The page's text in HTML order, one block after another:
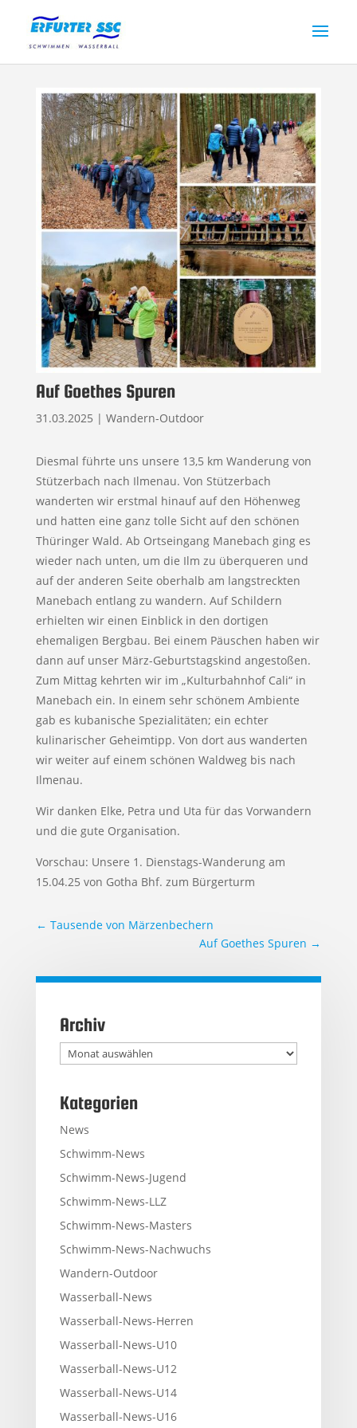
Auf Goethes Spuren
31.03.2025 | Wandern-Outdoor
Diesmal führte uns unsere 13,5 km Wanderung von
Stützerbach nach Ilmenau. Von Stützerbach
wanderten wir erstmal hinauf auf den Höhenweg
und hatten eine ganz tolle Sicht auf den schönen
Thüringer Wald. Ab Ortseingang Manebach ging es
wieder nach unten, um die Ilm zu überqueren und
auf der anderen Seite oberhalb am langstreckten
Manebach entlang zu wandern. Auf Schildern
erhielten wir einen Einblick in den dortigen
ehemaligen Bergbau. Bei einem Päuschen haben wir
dann auf unser März-Geburtstagskind angestoßen.
Zum Mittag kehrten wir im „Kulturbahnhof Cali“ in
Manebach ein. In einem sehr schönem Ambiente
gab es kubanische Spezialitäten; ein echter
kulinarischer Geheimtipp. Von dort aus wanderten
wir weiter auf einem schönen Waldweg bis nach
Ilmenau.
Wir danken Elke, Petra und Uta für das Vorwandern
und die gute Organisation.
Vorschau: Unsere 1. Dienstags-Wanderung am
15.04.25 von Gotha Bhf. zum Bürgerturm
← Tausende von Märzenbechern
Auf Goethes Spuren →
Archiv
Archiv
Kategorien
News
Schwimm-News
Schwimm-News-Jugend
Schwimm-News-LLZ
Schwimm-News-Masters
Schwimm-News-Nachwuchs
Wandern-Outdoor
Wasserball-News
Wasserball-News-Herren
Wasserball-News-U10
Wasserball-News-U12
Wasserball-News-U14
Wasserball-News-U16